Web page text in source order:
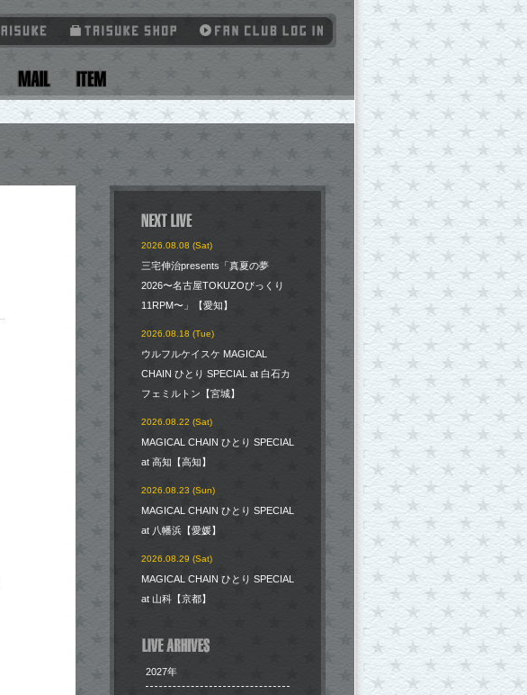
2026.08.08 (Sat)
三宅伸治presents「真夏の夢
2026〜名古屋TOKUZOびっくり
11RPM〜」【愛知】
2026.08.18 (Tue)
ウルフルケイスケ MAGICAL
CHAIN ひとり SPECIAL at 白石カ
フェミルトン【宮城】
2026.08.22 (Sat)
MAGICAL CHAIN ひとり SPECIAL
at 高知【高知】
2026.08.23 (Sun)
MAGICAL CHAIN ひとり SPECIAL
at 八幡浜【愛媛】
2026.08.29 (Sat)
MAGICAL CHAIN ひとり SPECIAL
at 山科【京都】
2027年